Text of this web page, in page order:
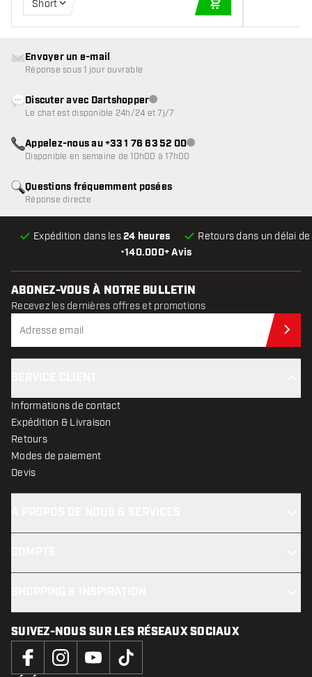
Short
•140.000+ Avis
Expédition dans les24 heures Retours dans un délai de
Questions fréquemment posées
Réponse directe
Envoyer un e-mail
Réponse sous 1 jour ouvrable
Discuter avec DartshopperService client indisponible
Le chat est disponible 24h/24 et 7j/7
Appelez-nous au +33 1 76 63 52 00Service client indisponible
Disponible en semaine de 10h00 à 17h00
ABONEZ-VOUS À NOTRE BULLETIN
Recevez les dernières offres et promotions
Informations de contact
Expédition & Livraison
Retours
Modes de paiement
Devis
SUIVEZ-NOUS SUR LES RÉSEAUX SOCIAUX